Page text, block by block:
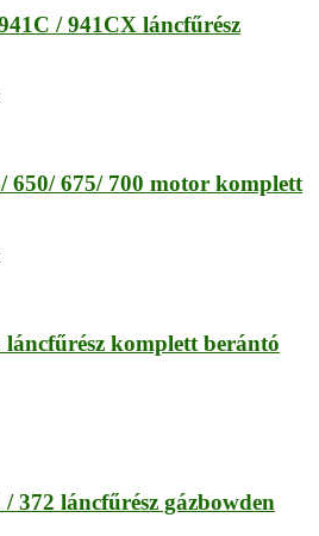
/ 941CX láncfűrész
650/ 675/ 700 motor komplett
komplett berántó
372 láncfűrész gázbowden